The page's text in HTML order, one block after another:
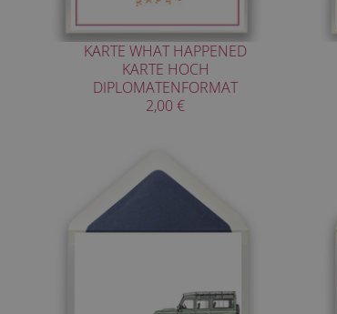
KARTE WHAT HAPPENED
KARTE HOCH
DIPLOMATENFORMAT
2,00 €